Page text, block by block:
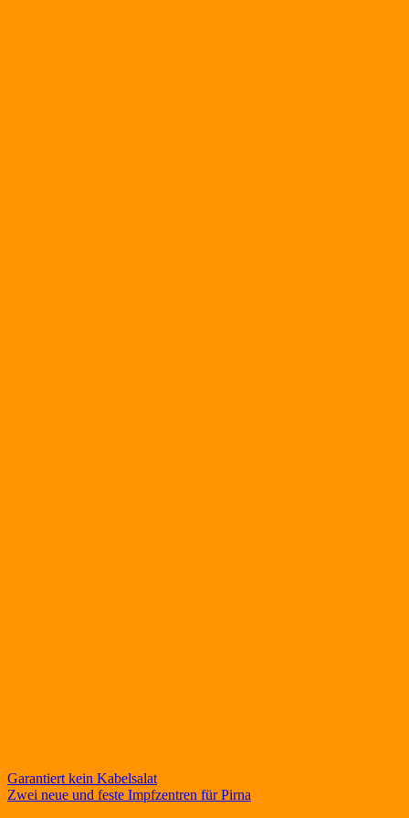
Beitragsnavigation
Garantiert kein Kabelsalat
Zwei neue und feste Impfzentren für Pirna